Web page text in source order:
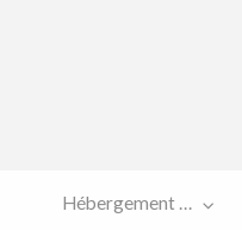
Hébergement …